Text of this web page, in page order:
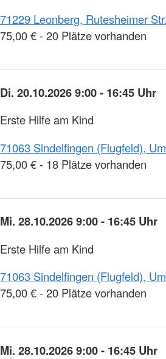
71229 Leonberg, Rutesheimer
75,00 € - 20 Plätze vorhanden
Di. 20.10.2026 9:00 - 16:45 Uhr
Erste Hilfe am Kind
71063 Sindelfingen (Flugfeld),
75,00 € - 18 Plätze vorhanden
Mi. 28.10.2026 9:00 - 16:45 Uhr
Erste Hilfe am Kind
71063 Sindelfingen (Flugfeld),
75,00 € - 20 Plätze vorhanden
Mi. 28.10.2026 9:00 - 16:45 Uhr